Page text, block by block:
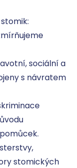
sociální a
s návratem
stomických